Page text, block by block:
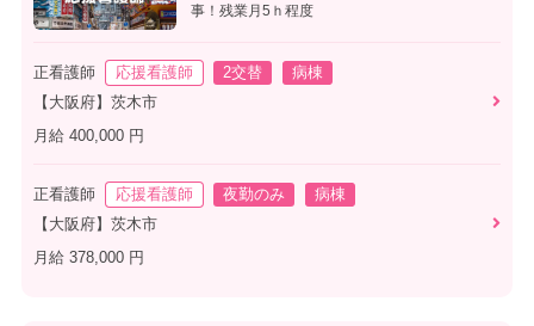
事！残業月5ｈ程度
正看護師 応援看護師 2交替
病棟
【大阪府】茨木市
月給 400,000 円
正看護師 応援看護師 夜勤のみ
病棟
【大阪府】茨木市
月給 378,000 円